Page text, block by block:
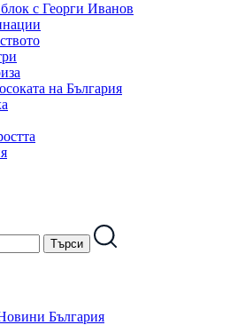
с Георги Иванов
на България
България